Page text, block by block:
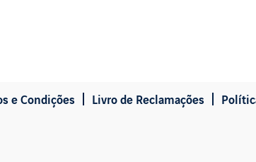
e Condições Livro de Reclamações